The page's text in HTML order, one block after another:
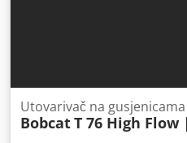
Utovarivač na gusjenicama
BobcatT 76 High Flow